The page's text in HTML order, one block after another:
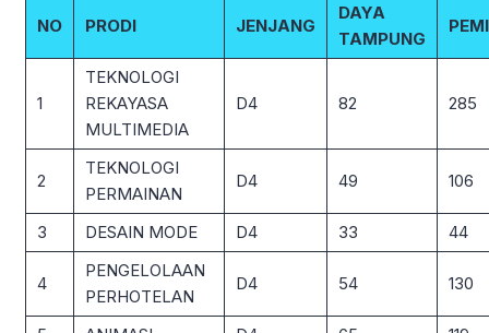
NO PRODI JENJANG
DAYA
TAMPUNG
1
TEKNOLOGI
REKAYASA
MULTIMEDIA
D4 82 285
2
TEKNOLOGI
PERMAINAN
D4 49 106
3 DESAIN MODE D4 33 44
4
PENGELOLAAN
PERHOTELAN
D4 54 130